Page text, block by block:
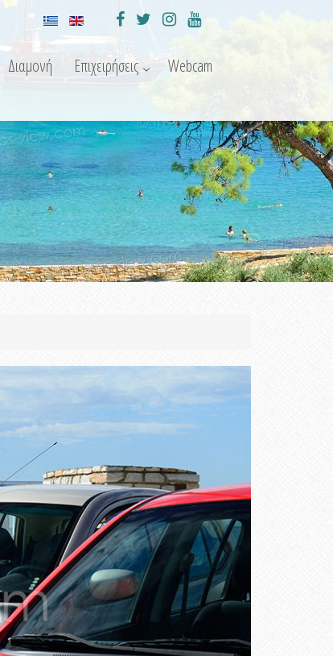
Διαμονή Επιχειρήσεις Webcam